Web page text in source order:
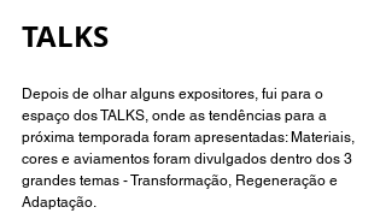
TALKS
Depois de olhar alguns expositores, fui para o
espaço dos TALKS, onde as tendências para a
próxima temporada foram apresentadas: Materiais,
cores e aviamentos foram divulgados dentro dos 3
grandes temas - Transformação, Regeneração e
Adaptação.